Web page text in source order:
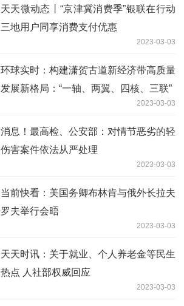
天天微动态丨“京津冀消费季”银联在行动
三地用户同享消费支付优惠
2023-03-03
环球实时：构建潇贺古道新经济带高质量
发展新格局：“一轴、两翼、四核、三联”
2023-03-03
消息！最高检、公安部：对情节恶劣的轻
伤害案件依法从严处理
2023-03-03
当前快看：美国务卿布林肯与俄外长拉夫
罗夫举行会晤
2023-03-03
天天时讯：关于就业、个人养老金等民生
热点 人社部权威回应
2023-03-03